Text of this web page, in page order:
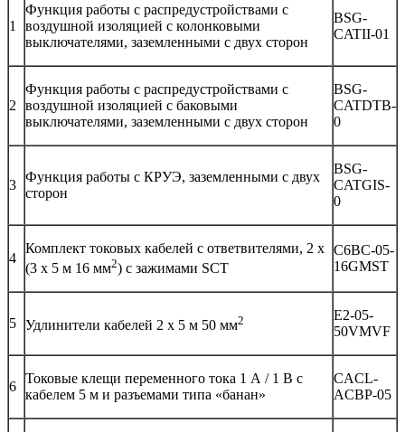
1
Функция работы с распредустройствами с
воздушной изоляцией с колонковыми
выключателями, заземленными с двух сторон
BSG-
CATII-01
2
Функция работы с распредустройствами с
воздушной изоляцией с баковыми
выключателями, заземленными с двух сторон
BSG-
CATDTB-
0
3
Функция работы с КРУЭ, заземленными с двух
сторон
BSG-
CATGIS-
0
4
Комплект токовых кабелей с ответвителями, 2 х
(3 х 5 м 16 мм2) с зажимами SCT
C6BC-05-
16GMST
5 Удлинители кабелей 2 х 5 м 50 мм2
E2-05-
50VMVF
6
Токовые клещи переменного тока 1 А / 1 В с
кабелем 5 м и разъемами типа «банан»
CACL-
ACBP-05